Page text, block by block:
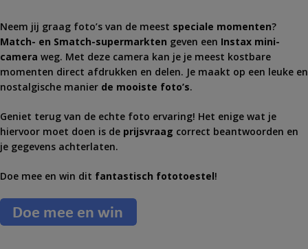
Neem jij graag foto’s van de meest speciale momenten?
Match- en Smatch-supermarkten geven een Instax mini-
camera weg. Met deze camera kan je je meest kostbare
momenten direct afdrukken en delen. Je maakt op een leuke en
nostalgische manier de mooiste foto’s.
Geniet terug van de echte foto ervaring! Het enige wat je
hiervoor moet doen is de prijsvraag correct beantwoorden en
je gegevens achterlaten.
Doe mee en win dit fantastisch fototoestel!